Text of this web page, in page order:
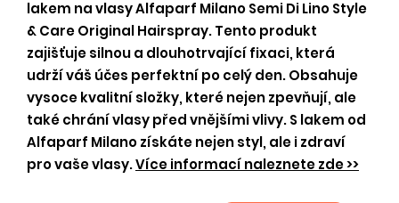
lakem na vlasy Alfaparf Milano Semi Di Lino Style
& Care Original Hairspray. Tento produkt
zajišťuje silnou a dlouhotrvající fixaci, která
udrží váš účes perfektní po celý den. Obsahuje
vysoce kvalitní složky, které nejen zpevňují, ale
také chrání vlasy před vnějšími vlivy. S lakem od
Alfaparf Milano získáte nejen styl, ale i zdraví
pro vaše vlasy.Více informací naleznete zde >>